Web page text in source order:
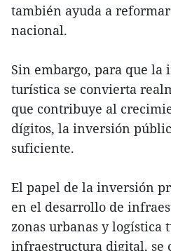
también ayuda a
nacional.
Sin embargo, para que la
turística se convierta
que contribuye al
dígitos, la inversión
suficiente.
El papel de la inversión
en el desarrollo de
zonas urbanas y logística
infraestructura digital, se